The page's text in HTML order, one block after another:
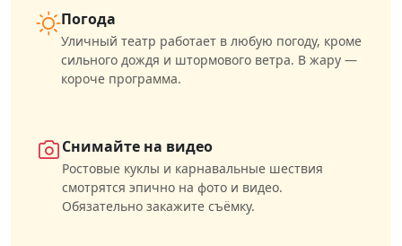
Погода
Уличный театр работает в любую погоду, кроме
сильного дождя и штормового ветра. В жару —
короче программа.
Снимайте на видео
Ростовые куклы и карнавальные шествия
смотрятся эпично на фото и видео.
Обязательно закажите съёмку.